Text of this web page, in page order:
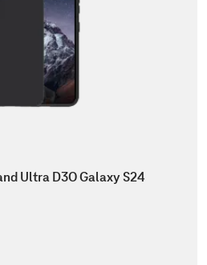
Ultra D3O Galaxy S24